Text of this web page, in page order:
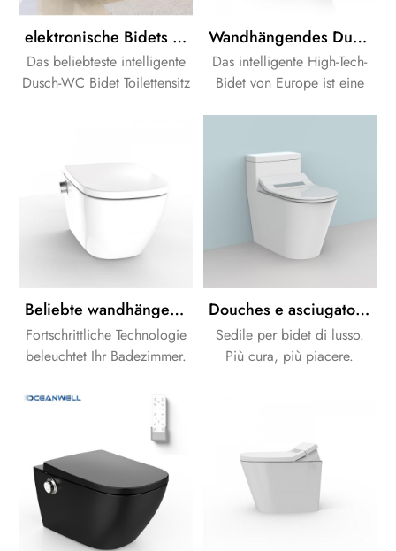
elektronische Bidets Toilettensitzbezug fortschrittliches elektronisches Bidet WC-Sitz Smart-Bidet WC-Sitz
Das beliebteste intelligente
Dusch-WC Bidet Toilettensitz
Wandhängendes Dusch-WC im japanischen Stil Intelligentes Smart-WC mit Bidet-Hersteller
Das intelligente High-Tech-
Bidet von Europe ist eine
Technologie.
Beliebte wandhängende Smart-WC-Serie
Fortschrittliche Technologie
beleuchtet Ihr Badezimmer.
Badezimmer. Erhellen Sie
Ihre Stimmung und
beruhigen Sie Ihren Geist.
Douches e asciugatori d'aria separati fissano il sedile a un WC bidet
Sedile per bidet di lusso.
Più cura, più piacere.